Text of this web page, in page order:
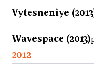
Vytesneniye
Wavespace (2013)
2012